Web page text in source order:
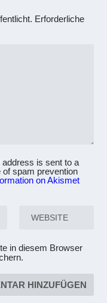
Erforderliche
is sent to a
of spam prevention
on Akismet
in diesem Browser